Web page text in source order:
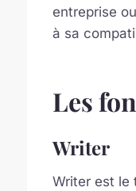
entreprise
à sa
Les
Writer
Writer est le